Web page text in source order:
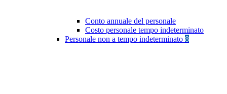
Conto annuale del personale
Costo personale tempo indeterminato
Personale non a tempo indeterminato 8